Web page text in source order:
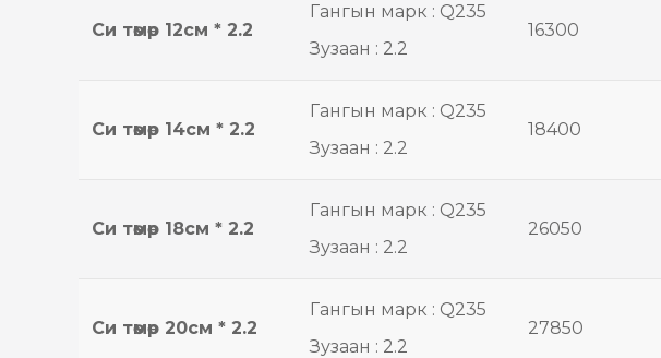
Си төмөр 12см * 2.2
Гангын марк : Q235
Зузаан : 2.2
16300
Си төмөр 14см * 2.2
Гангын марк : Q235
Зузаан : 2.2
18400
Си төмөр 18см * 2.2
Гангын марк : Q235
Зузаан : 2.2
26050
Си төмөр 20см * 2.2
Гангын марк : Q235
Зузаан : 2.2
27850